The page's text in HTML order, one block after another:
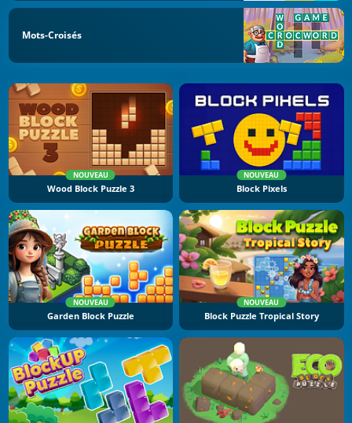
Mots-Croisés
NOUVEAU
Wood Block Puzzle 3
NOUVEAU
Block Pixels
NOUVEAU
Garden Block Puzzle
NOUVEAU
Block Puzzle Tropical Story